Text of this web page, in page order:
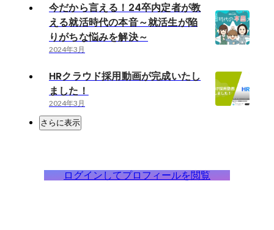
今だから言える！24卒内定者が教
える就活時代の本音～就活生が陥
りがちな悩みを解決～
2024年3月
HRクラウド採用動画が完成いたし
ました！
2024年3月
さらに表示
ログインしてプロフィールを閲覧